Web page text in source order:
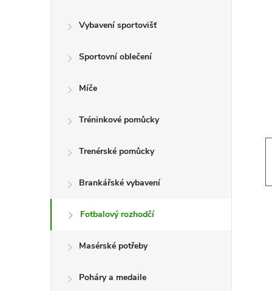
Vybavení sportovišť
Sportovní oblečení
Míče
Tréninkové pomůcky
Trenérské pomůcky
Brankářské vybavení
Fotbalový rozhodčí
Masérské potřeby
Poháry a medaile